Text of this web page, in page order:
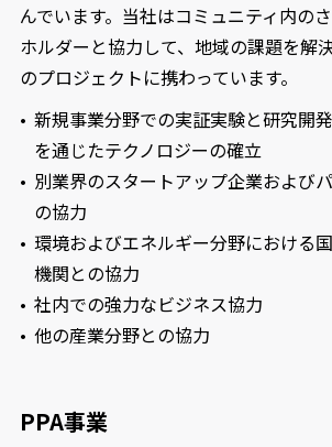
んでいます。当社はコミュニティ内の
ホルダーと協力して、地域の課題を解
のプロジェクトに携わっています。
新規事業分野での実証実験と研究開
を通じたテクノロジーの確立
別業界のスタートアップ企業および
の協力
環境およびエネルギー分野における
機関との協力
社内での強力なビジネス協力
他の産業分野との協力
PPA事業